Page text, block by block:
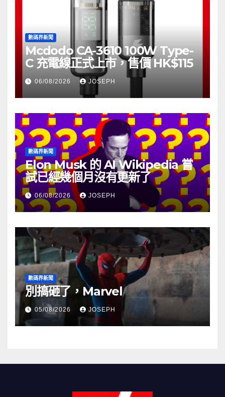
數碼界新聞
Mcdodo CA-3610 100W Type-
C 充電線正式上市，售價 HK$115
06/08/2026 JOSEPH
數碼界新聞
Elon Musk 的 AI Wikipedia 嘗
試已經幾個月沒有更新了
06/08/2026 JOSEPH
數碼界新聞
別搞砸了，Marvel
05/08/2026 JOSEPH